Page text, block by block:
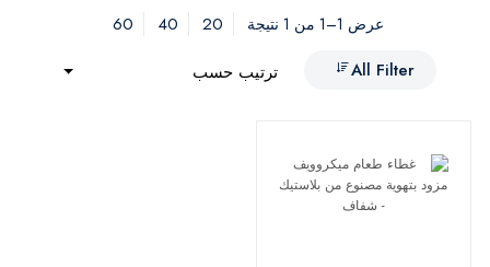
عرض 1–1 من 1 نتيجة 20
40
60
All Filter
ترتيب حسب